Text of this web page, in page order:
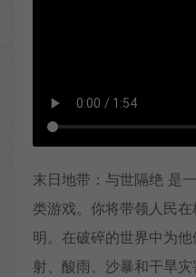
末日地带：与世隔绝 是
类游戏。你将带领人民
明。在破碎的世界中为
射、酸雨、沙暴和干旱灾